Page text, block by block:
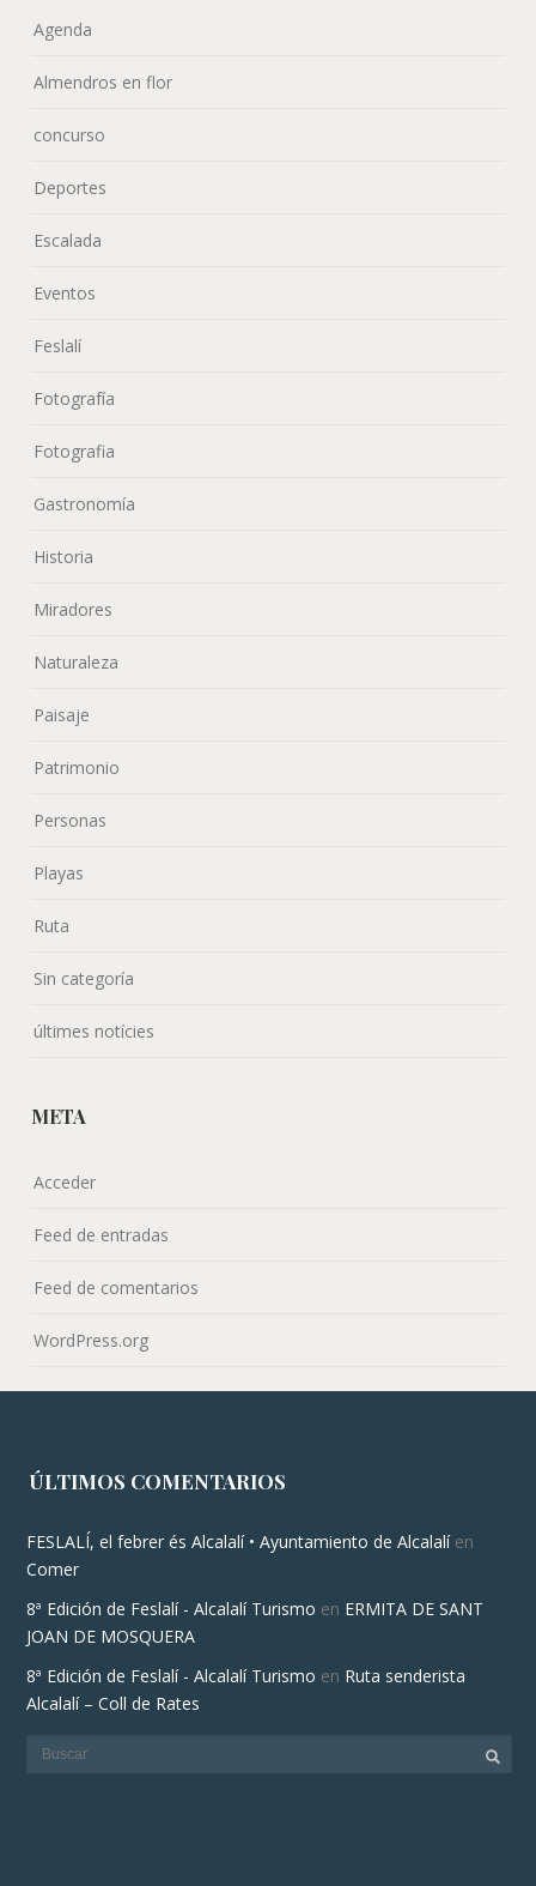
Agenda
Almendros en flor
concurso
Deportes
Escalada
Eventos
Feslalí
Fotografía
Fotografia
Gastronomía
Historia
Miradores
Naturaleza
Paisaje
Patrimonio
Personas
Playas
Ruta
Sin categoría
últimes notícies
META
Acceder
Feed de entradas
Feed de comentarios
WordPress.org
ÚLTIMOS COMENTARIOS
FESLALÍ, el febrer és Alcalalí • Ayuntamiento de Alcalalíen
Comer
8ª Edición de Feslalí - Alcalalí Turismo en ERMITA DE SANT
JOAN DE MOSQUERA
8ª Edición de Feslalí - Alcalalí Turismo en Ruta senderista
Alcalalí – Coll de Rates